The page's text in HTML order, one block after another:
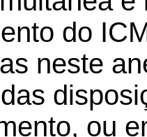
do
neste
ou